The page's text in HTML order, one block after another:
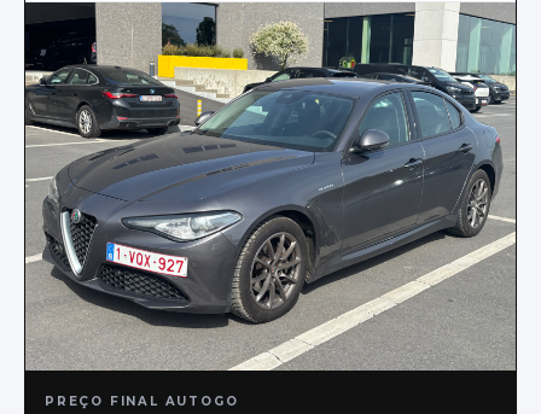
PREÇO FINAL AUTOGO